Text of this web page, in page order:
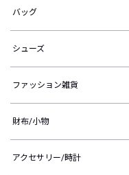
バッグ
シューズ
ファッション雑貨
財布/小物
アクセサリー/時計